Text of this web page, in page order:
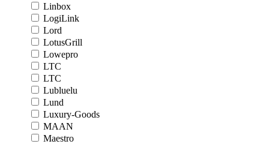
Linbox
LogiLink
Lord
LotusGrill
Lowepro
LTC
LTC
Lubluelu
Lund
Luxury-Goods
MAAN
Maestro